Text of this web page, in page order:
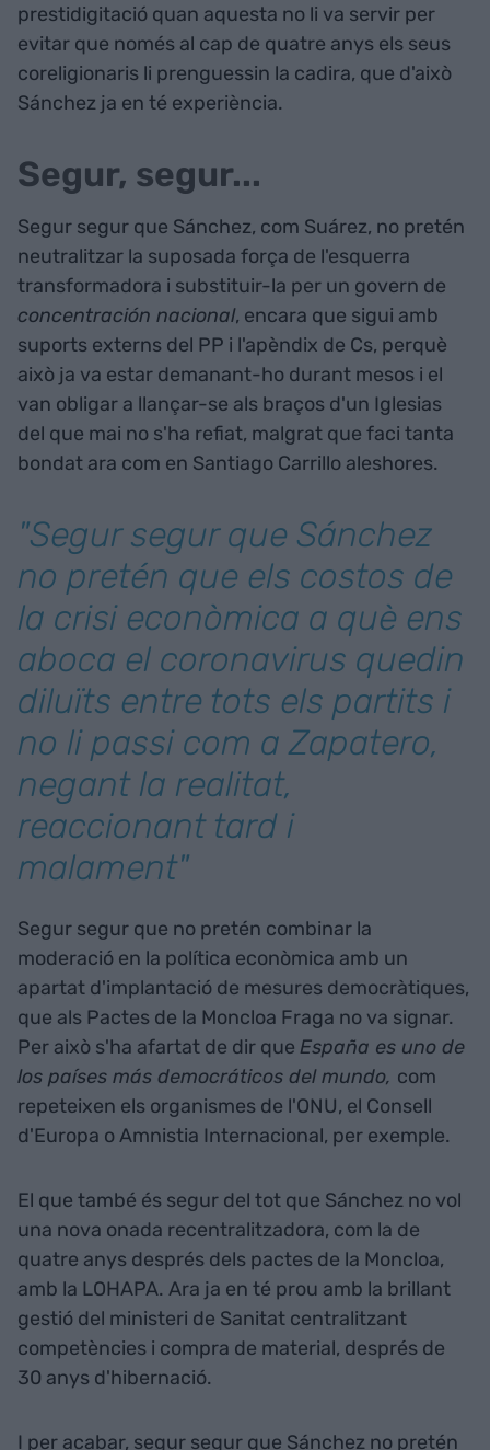
prestidigitació quan aquesta no li va servir per
evitar que només al cap de quatre anys els seus
coreligionaris li prenguessin la cadira, que d'això
Sánchez ja en té experiència.
Segur, segur...
Segur segur que Sánchez, com Suárez, no pretén
neutralitzar la suposada força de l'esquerra
transformadora i substituir-la per un govern de
concentración nacional, encara que sigui amb
suports externs del PP i l'apèndix de Cs, perquè
això ja va estar demanant-ho durant mesos i el
van obligar a llançar-se als braços d'un Iglesias
del que mai no s'ha refiat, malgrat que faci tanta
bondat ara com en Santiago Carrillo aleshores.
"Segur segur que Sánchez
no pretén que els costos de
la crisi econòmica a què ens
aboca el coronavirus quedin
diluïts entre tots els partits i
no li passi com a Zapatero,
negant la realitat,
reaccionant tard i
malament"
Segur segur que no pretén combinar la
moderació en la política econòmica amb un
apartat d'implantació de mesures democràtiques,
que als Pactes de la Moncloa Fraga no va signar.
Per això s'ha afartat de dir que España es uno de
los países más democráticos del mundo, com
repeteixen els organismes de l'ONU, el Consell
d'Europa o Amnistia Internacional, per exemple.
El que també és segur del tot que Sánchez no vol
una nova onada recentralitzadora, com la de
quatre anys després dels pactes de la Moncloa,
amb la LOHAPA. Ara ja en té prou amb la brillant
gestió del ministeri de Sanitat centralitzant
competències i compra de material, després de
30 anys d'hibernació.
I per acabar, segur segur que Sánchez no pretén